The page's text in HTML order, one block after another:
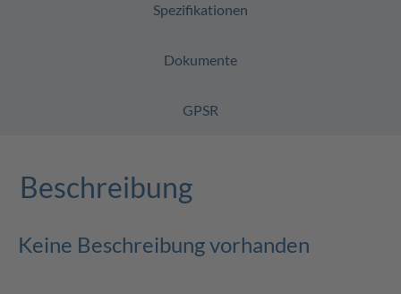
Spezifikationen
Dokumente
GPSR
Beschreibung
Keine Beschreibung vorhanden